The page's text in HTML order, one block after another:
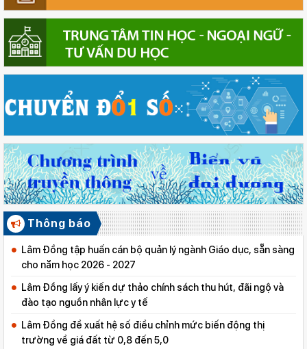
Thông báo
Lâm Đồng tập huấn cán bộ quản lý ngành Giáo dục, sẵn sàng
cho năm học 2026 - 2027
Lâm Đồng lấy ý kiến dự thảo chính sách thu hút, đãi ngộ và
đào tạo nguồn nhân lực y tế
Lâm Đồng đề xuất hệ số điều chỉnh mức biến động thị
trường về giá đất từ 0,8 đến 5,0